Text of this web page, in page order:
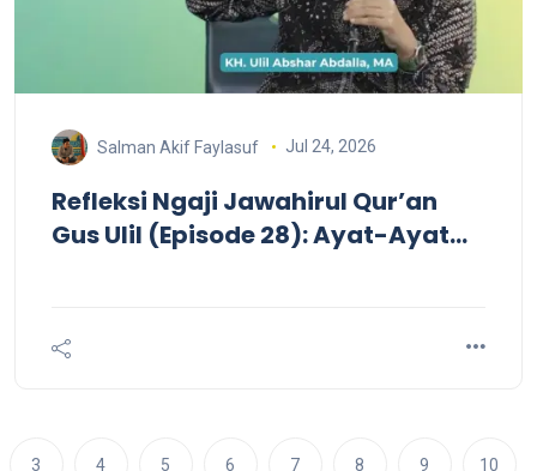
Salman Akif Faylasuf Jul 24, 2026
Refleksi Ngaji Jawahirul Qur’an
Gus Ulil (Episode 28): Ayat-Ayat
3 4 5 6 7 8 9 10